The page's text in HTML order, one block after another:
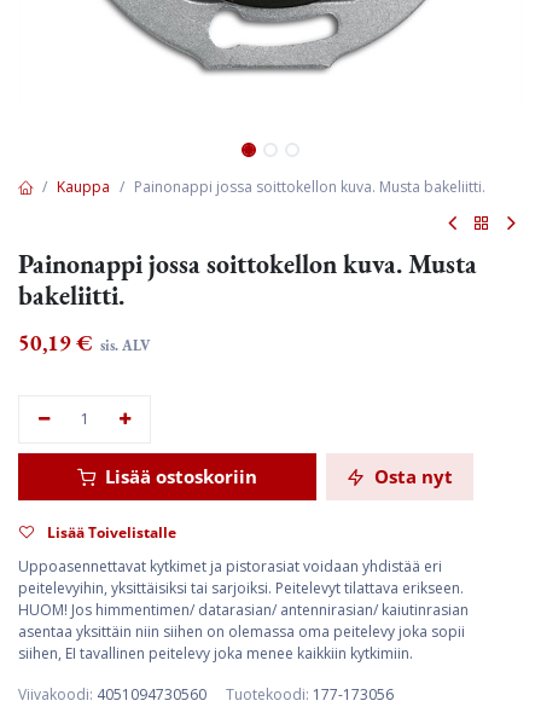
Kauppa Painonappi jossa soittokellon kuva. Musta bakeliitti.
Painonappi jossa soittokellon kuva. Musta
bakeliitti.
50,19€ sis. ALV
Lisää ostoskoriin Osta nyt
Lisää Toivelistalle
Uppoasennettavat kytkimet ja pistorasiat voidaan yhdistää eri
peitelevyihin, yksittäisiksi tai sarjoiksi. Peitelevyt tilattava erikseen.
HUOM! Jos himmentimen/ datarasian/ antennirasian/ kaiutinrasian
asentaa yksittäin niin siihen on olemassa oma peitelevy joka sopii
siihen, EI tavallinen peitelevy joka menee kaikkiin kytkimiin.
Viivakoodi: 4051094730560 Tuotekoodi: 177-173056